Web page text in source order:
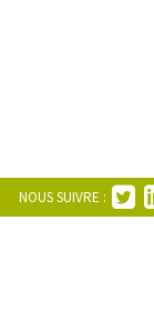
NOUS SUIVRE :